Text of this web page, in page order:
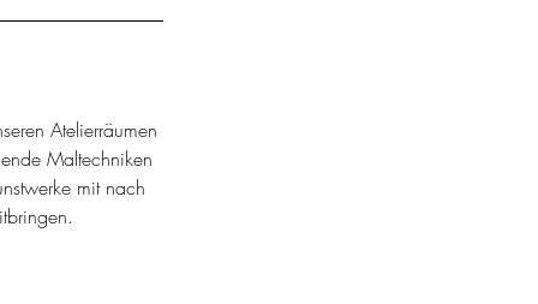
Atelierräumen
Maltechniken
mit nach